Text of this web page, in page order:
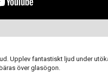
Upplev fantastiskt ljud under
över glasögon.